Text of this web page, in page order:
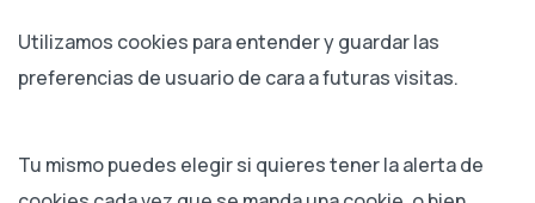
Utilizamos cookies para entender y guardar las
preferencias de usuario de cara a futuras visitas.
Tu mismo puedes elegir si quieres tener la alerta de